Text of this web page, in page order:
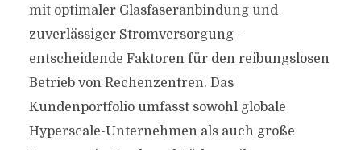
mit optimaler Glasfaseranbindung und
zuverlässiger Stromversorgung –
entscheidende Faktoren für den reibungslosen
Betrieb von Rechenzentren. Das
Kundenportfolio umfasst sowohl globale
Hyperscale-Unternehmen als auch große